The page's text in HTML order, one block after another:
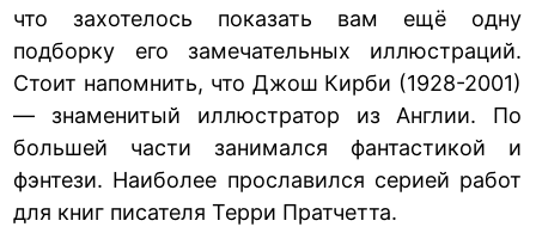
что захотелось показать вам ещё одну
подборку его замечательных иллюстраций.
Стоит напомнить, что Джош Кирби (1928-2001)
— знаменитый иллюстратор из Англии. По
большей части занимался фантастикой и
фэнтези. Наиболее прославился серией работ
для книг писателя Терри Пратчетта.